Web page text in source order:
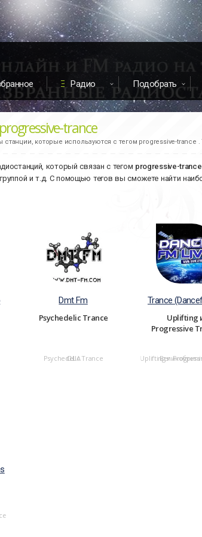
Радио Подобрать
progressive-trance
которые используются с тегом progressive-trance
который связан с тегом progressive-trance
и т.д. С помощью тегов вы сможете найти
Dmt Fm
Psychedelic Trance
Psychedelic Trance
США
Trance
Uplifting
Progressive
Uplifting и